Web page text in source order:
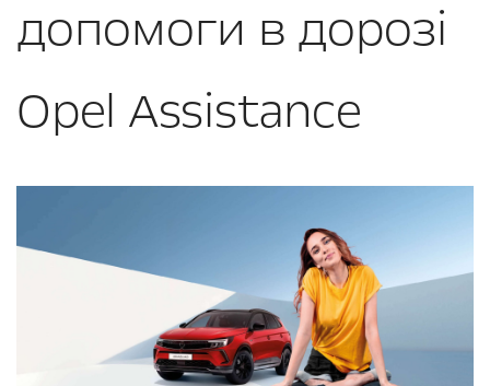
допомоги в дорозі
Opel Assistance